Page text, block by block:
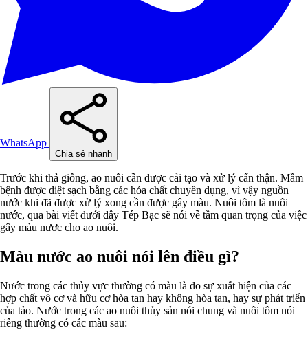
WhatsApp
Chia sẻ nhanh
Trước khi thả giống, ao nuôi cần được cải tạo và xử lý cẩn thận. Mầm
bệnh được diệt sạch bằng các hóa chất chuyên dụng, vì vậy nguồn
nước khi đã được xử lý xong cần được gây màu. Nuôi tôm là nuôi
nước, qua bài viết dưới đây Tép Bạc sẽ nói về tầm quan trọng của việc
gây màu nươc cho ao nuôi.
Màu nước ao nuôi nói lên điều gì?
Nước trong các thủy vực thường có màu là do sự xuất hiện của các
hợp chất vô cơ và hữu cơ hòa tan hay không hòa tan, hay sự phát triển
của tảo. Nước trong các ao nuôi thủy sản nói chung và nuôi tôm nói
riêng thường có các màu sau: